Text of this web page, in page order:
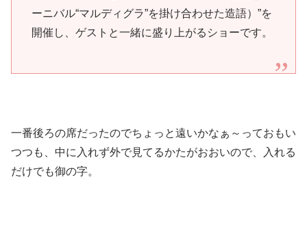
ーニバル“マルディグラ”を掛け合わせた造語）”を
開催し、ゲストと一緒に盛り上がるショーです。
一番後ろの席だったのでちょっと遠いかなぁ～っておもい
つつも、中に入れず外で見てるかたがおおいので、入れる
だけでも御の字。